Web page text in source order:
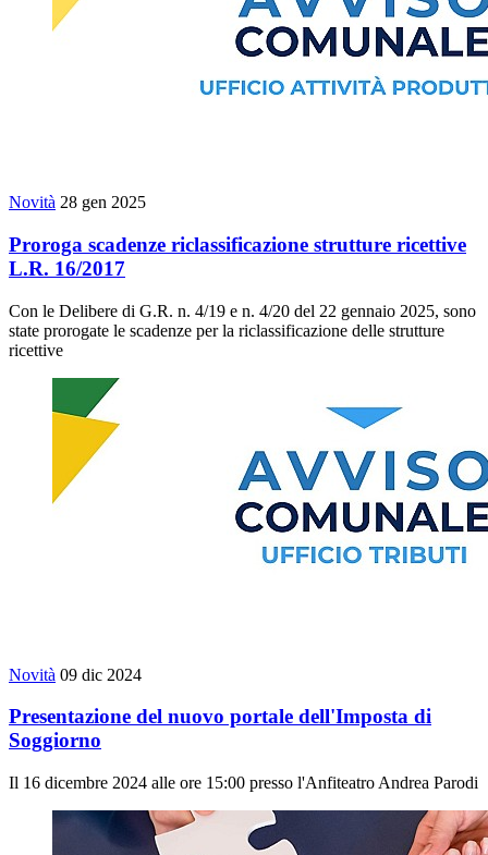
Novità 28 gen 2025
Proroga scadenze riclassificazione strutture ricettive
L.R. 16/2017
Con le Delibere di G.R. n. 4/19 e n. 4/20 del 22 gennaio 2025, sono
state prorogate le scadenze per la riclassificazione delle strutture
ricettive
Novità 09 dic 2024
Presentazione del nuovo portale dell'Imposta di
Soggiorno
Il 16 dicembre 2024 alle ore 15:00 presso l'Anfiteatro Andrea Parodi